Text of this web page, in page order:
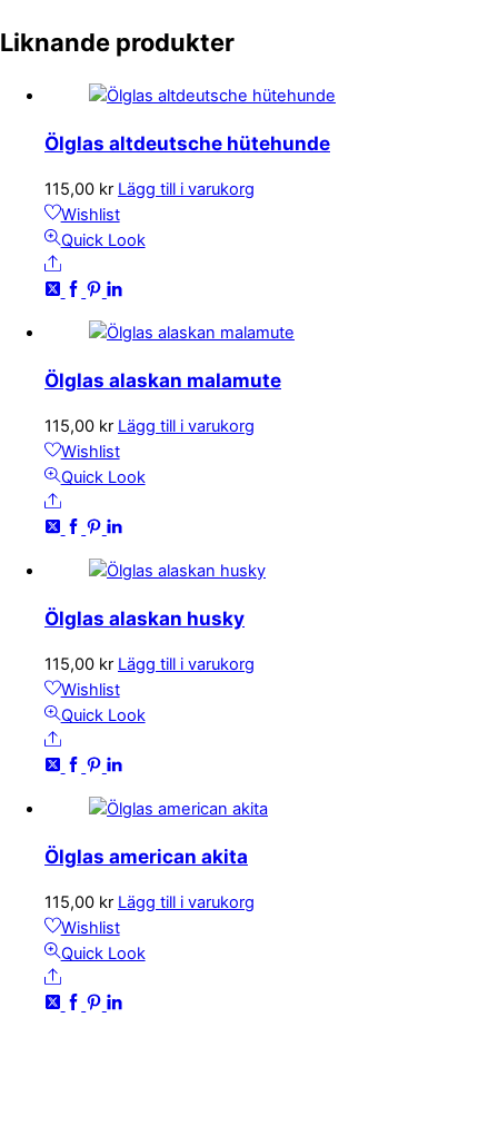
Liknande produkter
Ölglas altdeutsche hütehunde
115,00 kr Lägg till i varukorg
Wishlist
Quick Look
Share
Ölglas alaskan malamute
115,00 kr Lägg till i varukorg
Wishlist
Quick Look
Share
Ölglas alaskan husky
115,00 kr Lägg till i varukorg
Wishlist
Quick Look
Share
Ölglas american akita
115,00 kr Lägg till i varukorg
Wishlist
Quick Look
Share